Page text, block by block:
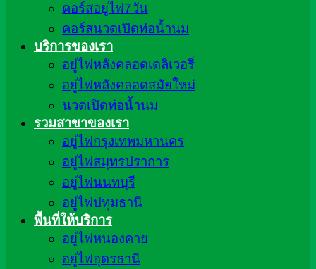
คอร์สอยู่ไฟ7วัน
คอร์สนวดเปิดท่อน้ำนม
บริการของเรา
อยู่ไฟหลังคลอดเดลิเวอรี่
อยู่ไฟหลังคลอดสมัยใหม่
นวดเปิดท่อน้ำนม
รวมสาขาของเรา
อยู่ไฟกรุงเทพมหานคร
อยู่ไฟสมุทรปราการ
อยู่ไฟนนทบุรี
อยู่ไฟปทุมธานี
พื้นที่ให้บริการ
อยู่ไฟหนองคาย
อยู่ไฟอุดรธานี